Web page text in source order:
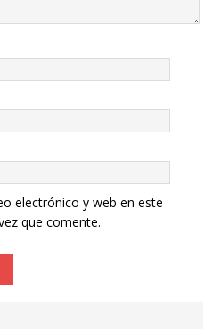
electrónico y web en este
que comente.